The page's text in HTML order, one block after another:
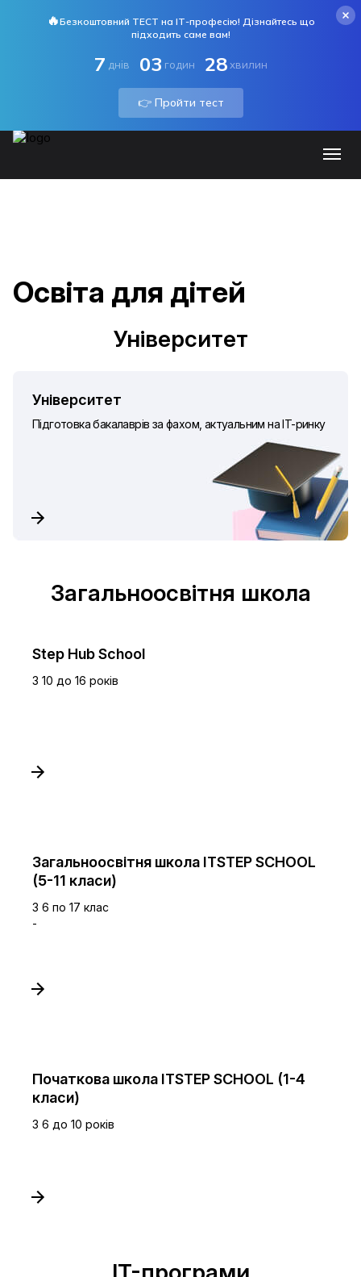
🔥Безкоштовний ТЕСТ на ІТ-професію! Дізнайтесь що
підходить саме вам!
7 днів 03 годин 28 хвилин
👉 Пройти тест
Освіта для дітей
Університет
Університет
Підготовка бакалаврів за фахом, актуальним на IT-ринку
Загальноосвітня школа
Step Hub School
З 10 до 16 років
Загальноосвітня школа ITSTEP SCHOOL
(5-11 класи)
З 6 по 17 клас
-
Початкова школа ITSTEP SCHOOL (1-4
класи)
З 6 до 10 років